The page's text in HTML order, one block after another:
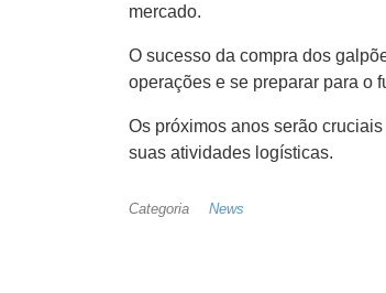
mercado.
O sucesso da compra dos
operações e se preparar para o
Os próximos anos serão
suas atividades logísticas.
Categoria News